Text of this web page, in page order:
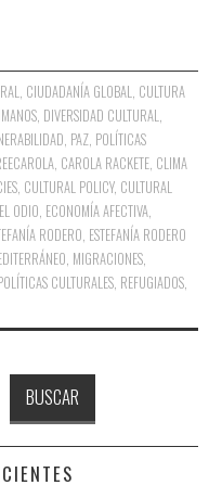
CIUDADANÍA GLOBAL CULTURA
DIVERSIDAD CULTURAL
PAZ POLÍTICAS
, CAROLA RACKETE, CLIMA
CULTURAL POLICY, CULTURAL
ODIO ECONOMÍA AFECTIVA
RODERO ESTEFANÍA RODERO
MIGRACIONES
CULTURALES REFUGIADOS
BUSCAR